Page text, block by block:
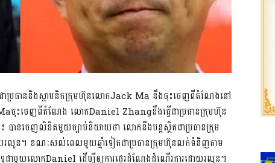
ា​ប្រធាន​និង​ស្ថាបនិក​ក្រុមហ៊ុន​លោក​Jack Ma នឹង​ចុះ​ចេញពី​តំណែង​នៅ​
​Ma​ចុះ​ចេញពី​តំណែង លោកDaniel ​Zhang​នឹង​ធ្វើជា​ប្រធាន​ក្រុមហ៊ុន​
បានចេញ​លិខិត​មួយច្បាប់​និយាយថា លោក​នឹង​បន្ដ​ស្ថិត​ជា​ប្រធាន​ក្រុម
ោយ​រលូន​។ ខណៈ​សល់​ពេល​មួយឆ្នាំ​ទៀត​ជា​ប្រធាន​ក្រុមហ៊ុន​លក់ទំនិញ​តាម​
ា​មួយលោក​Daniel ដើម្បីឲ្យ​ការផ្ទេរដំណែង​ដំណើរការដោយ​រលូន​។​